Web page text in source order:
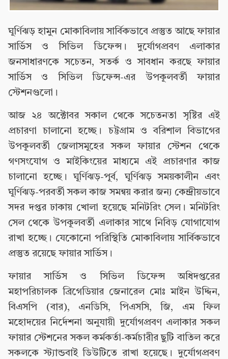
ঘূর্ণিঝড় হামুন মোকাবিলায় সার্বিকভাবে প্রস্তুত আছে ফায়ার
সার্ভিস ও সিভিল ডিফেন্স। দুর্যোগপ্রবণ এলাকার
জনসাধারণকে সচেতন, সতর্ক ও সাবধান করছে ফায়ার
সার্ভিস ও সিভিল ডিফেন্স-এর উপকূলবর্তী ফায়ার
স্টেশনগুলো।
আজ ২৪ অক্টোবর সকাল থেকে সচেতনতা সৃষ্টির এই
প্রচারণা চালানো হচ্ছে। চট্টগ্রাম ও বরিশাল বিভাগের
উপকূলবর্তী জেলাসমূহের সকল ফায়ার স্টেশন থেকে
গণসংযোগ ও মাইকিংয়ের মাধ্যমে এই প্রচারণার কাজ
চালানো হচ্ছে। ঘূর্ণিঝড়-পূর্ব, ঘূর্ণিঝড় সময়কালীন এবং
ঘূর্ণিঝড়-পরবর্তী সকল কাজ সমন্বয় করার জন্য কেন্দ্রীয়ভাবে
সদর দপ্তর ঢাকায় খোলা হয়েছে মনিটরিং সেল। মনিটরিং
সেল থেকে উপকূলবর্তী এলাকার সাথে নিবিড় যোগাযোগ
রাখা হচ্ছে। যেকোনো পরিস্থিতি মোকাবিলায় সার্বিকভাবে
প্রস্তুত রয়েছে ফায়ার সার্ভিস।
ফায়ার সার্ভিস ও সিভিল ডিফেন্স অধিদপ্তরের
মহাপরিচালক ব্রিগেডিয়ার জেনারেল মোঃ মাইন উদ্দিন,
বিএসপি (বার), এনডিসি, পিএসসি, জি, এম ফিল
মহোদয়ের নির্দেশনা অনুযায়ী দুর্যোগপ্রবণ এলাকার সকল
ফায়ার স্টেশনের সকল কর্মকর্তা-কর্মচারীর ছুটি বাতিল করে
সকলকে স্ট্যান্ডবাই ডিউটিতে রাখা হয়েছে। দুর্যোগপ্রবণ